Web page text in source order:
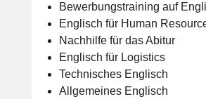
Bewerbungstraining auf
Englisch für Human
Nachhilfe für das Abitur
Englisch für Logistics
Technisches Englisch
Allgemeines Englisch